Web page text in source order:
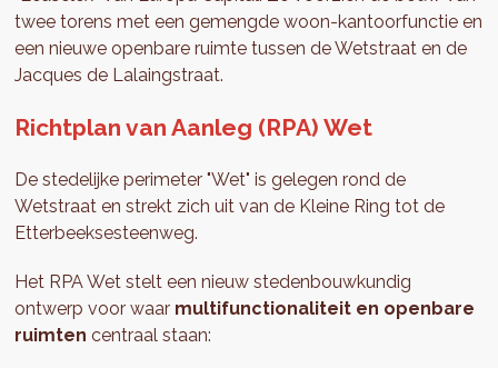
twee torens met een gemengde woon-kantoorfunctie en
een nieuwe openbare ruimte tussen de Wetstraat en de
Jacques de Lalaingstraat.
Richtplan van Aanleg (RPA) Wet
De stedelijke perimeter "Wet" is gelegen rond de
Wetstraat en strekt zich uit van de Kleine Ring tot de
Etterbeeksesteenweg.
Het RPA Wet stelt een nieuw stedenbouwkundig
ontwerp voor waar multifunctionaliteit en openbare
ruimten centraal staan: